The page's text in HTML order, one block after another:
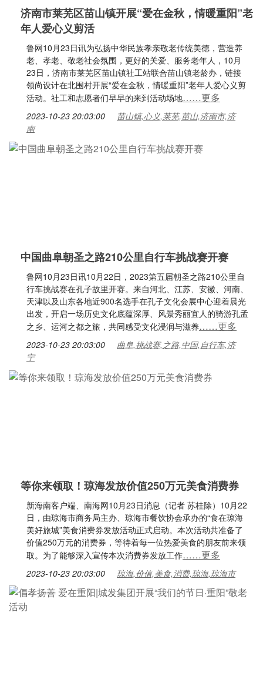
济南市莱芜区苗山镇开展“爱在金秋，情暖重阳”老
年人爱心义剪活
鲁网10月23日讯为弘扬中华民族孝亲敬老传统美德，营造养
老、孝老、敬老社会氛围，更好的关爱、服务老年人，10月
23日，济南市莱芜区苗山镇社工站联合苗山镇老龄办，链接
领尚设计在北围村开展“爱在金秋，情暖重阳”老年人爱心义剪
活动。社工和志愿者们早早的来到活动场地……更多
2023-10-23 20:03:00
苗山镇,心义,莱芜,苗山,济南市,济
南
中国曲阜朝圣之路210公里自行车挑战赛开赛
鲁网10月23日讯10月22日，2023第五届朝圣之路210公里自
行车挑战赛在孔子故里开赛。来自河北、江苏、安徽、河南、
天津以及山东各地近900名选手在孔子文化会展中心迎着晨光
出发，开启一场历史文化底蕴深厚、风景秀丽宜人的骑游孔孟
之乡、运河之都之旅，共同感受文化浸润与滋养……更多
2023-10-23 20:03:00
曲阜,挑战赛,之路,中国,自行车,济
宁
等你来领取！琼海发放价值250万元美食消费券
新海南客户端、南海网10月23日消息（记者 苏桂除）10月22
日，由琼海市商务局主办、琼海市餐饮协会承办的“食在琼海
美好旅城”美食消费券发放活动正式启动。本次活动共准备了
价值250万元的消费券，等待着每一位热爱美食的朋友前来领
取。为了能够深入宣传本次消费券发放工作……更多
2023-10-23 20:03:00 琼海,价值,美食,消费,琼海,琼海市